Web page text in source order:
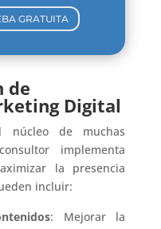
GRATUITA
de
Digital
de muchas
implementa
la presencia
incluir:
: Mejorar la